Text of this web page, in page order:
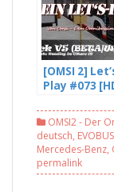
[OMSI 2]
Play #073
Kneeling im
Citaro C2 |
Gladbeck
OMSI2 - Der
deutsch, EVOBUS
Mercedes-Benz,
permalink